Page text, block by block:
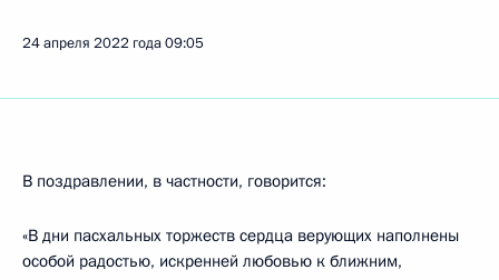
24 апреля 2022 года09:05
В поздравлении, в частности, говорится:
«В дни пасхальных торжеств сердца верующих наполнены
особой радостью, искренней любовью к ближним,